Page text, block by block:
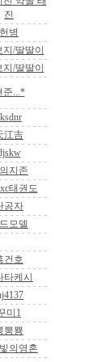
진
헌병
/딸딸이
/딸딸이
준...*
江吉
지존
태권도
공자
모델
건호
타케시
미1
뽕뿅
의영혼